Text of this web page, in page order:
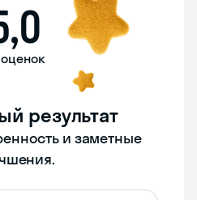
оценок
результат
и заметные